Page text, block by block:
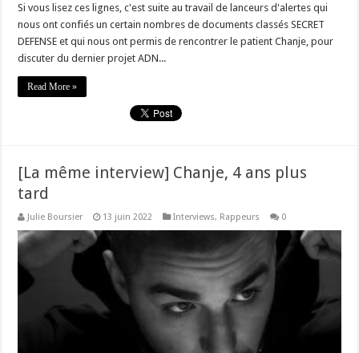
Si vous lisez ces lignes, c'est suite au travail de lanceurs d'alertes qui
nous ont confiés un certain nombres de documents classés SECRET
DEFENSE et qui nous ont permis de rencontrer le patient Chanje, pour
discuter du dernier projet ADN...
Read More »
[La même interview] Chanje, 4 ans plus
tard
Julie Boursier 13 juin 2022 Interviews, Rappeurs 0